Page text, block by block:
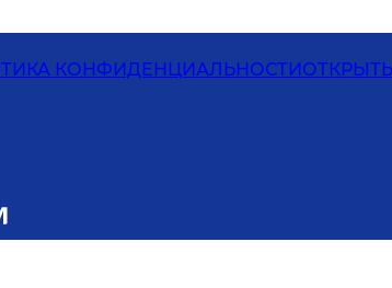
КОНФИДЕНЦИАЛЬНОСТИ